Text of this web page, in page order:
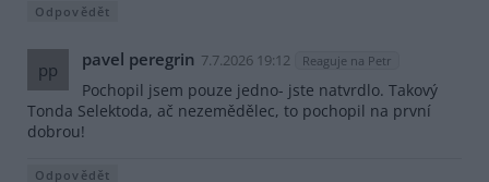
Odpovědět
pp pavel peregrin 7.7.2026 19:12 Reaguje na Petr
Pochopil jsem pouze jedno- jste natvrdlo. Takový
Tonda Selektoda, ač nezemědělec, to pochopil na první
dobrou!
Odpovědět